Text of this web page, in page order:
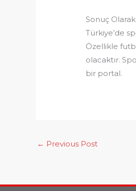
Sonuç Olarak
Türkiye’de
Özellikle
olacaktır.
bir portal.
← Previous Post